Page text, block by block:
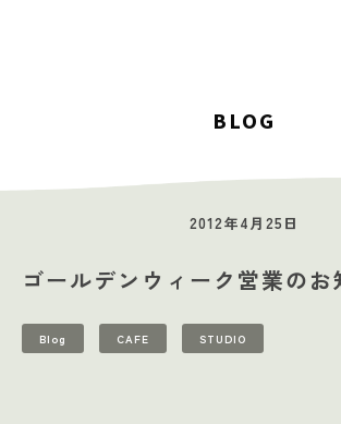
STUDIOS
MUSIC SCHOOL
CAFE-STUDIO
EVENTS
BLOG
2012年4月25日
ゴールデンウィーク営業のお
Blog CAFE STUDIO